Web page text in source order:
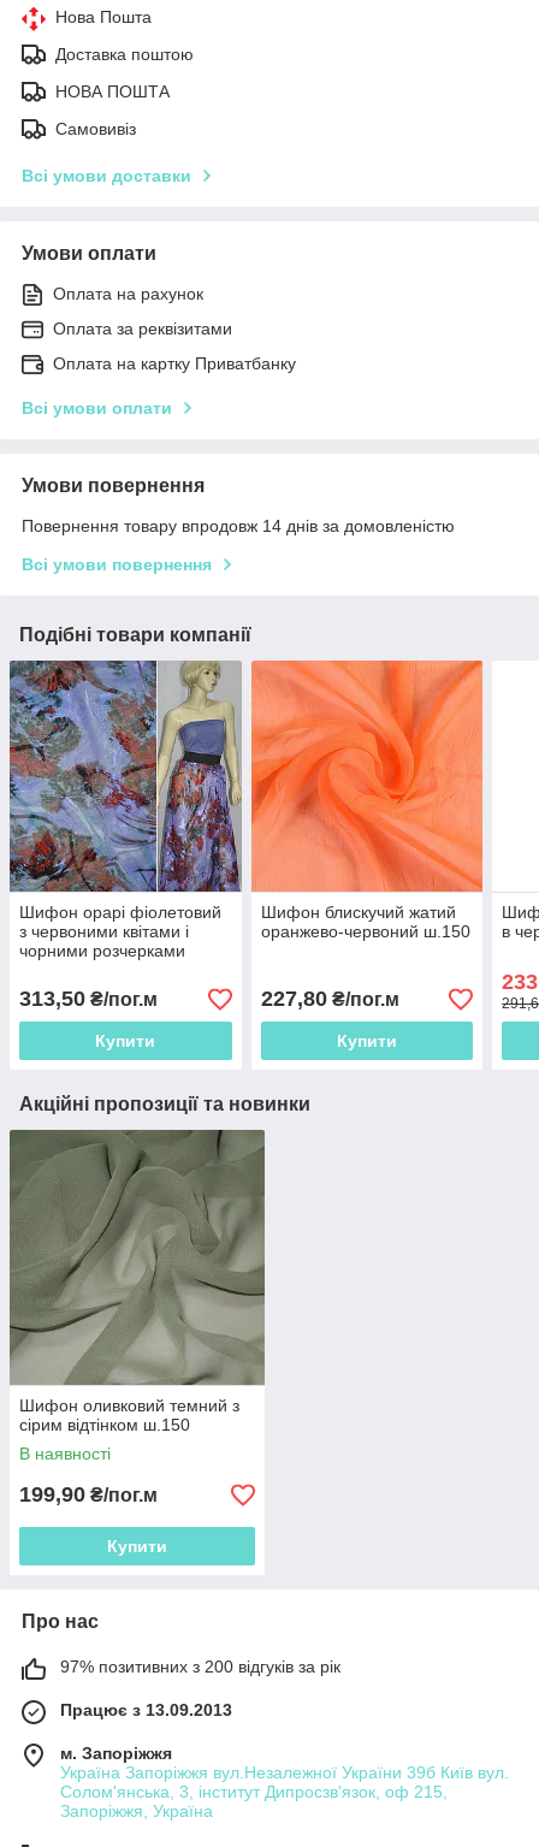
Нова Пошта
Доставка поштою
НОВА ПОШТА
Самовивіз
Всі умови доставки
Умови оплати
Оплата на рахунок
Оплата за реквізитами
Оплата на картку Приватбанку
Всі умови оплати
Умови повернення
Повернення товару впродовж 14 днів за домовленістю
Всі умови повернення
Подібні товари компанії
Шифон орарі фіолетовий
з червоними квітами і
чорними розчерками
313,50 ₴/пог.м
Купити
Шифон блискучий жатий
оранжево-червоний ш.150
227,80₴/пог.м
Купити
в
Акційні пропозиції та новинки
Шифон оливковий темний з
сірим відтінком ш.150
В наявності
199,90 ₴/пог.м
Купити
Про нас
97% позитивних з 200 відгуків за рік
Працює з 13.09.2013
м. Запоріжжя
Україна Запоріжжя вул.Незалежної України 39б Київ вул.
Солом'янська, 3, інститут Дипросзв'язок, оф 215,
Запоріжжя, Україна